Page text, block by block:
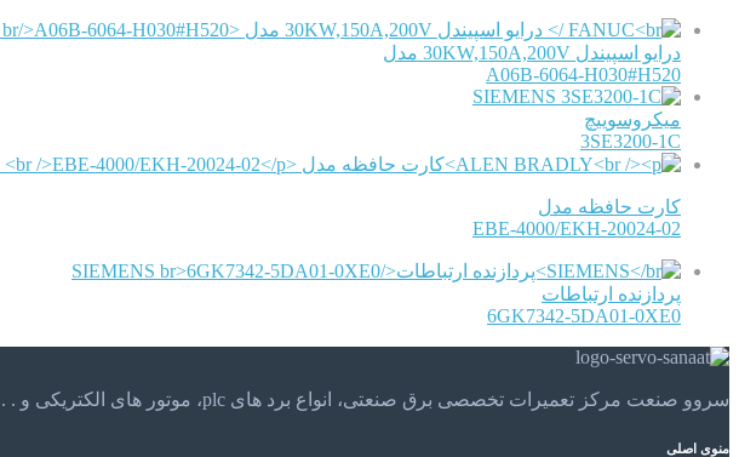
درایو اسپیندل 30KW,150A,200V مدل
A06B-6064-H030#H520
SIEMENS
میکروسوییچ
3SE3200-1C
کارت حافظه مدل
EBE-4000/EKH-20024-02
SIEMENS
پردازنده ارتباطات
6GK7342-5DA01-0XE0
سروو صنعت مرکز تعمیرات تخصصی برق صنعتی، انواع برد های plc، موتور های الکتریکی و . . . تعمیرات تخصصی و مهندسی را در مرکز تعمیرات تخصصی سروو صنعت تجربه کنید.
منوی اصلی